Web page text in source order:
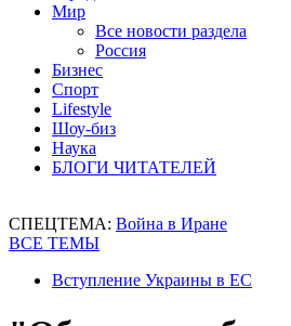
Мир
Все новости раздела
Россия
Бизнес
Спорт
Lifestyle
Шоу-биз
Наука
БЛОГИ ЧИТАТЕЛЕЙ
СПЕЦТЕМА: Война в Иране
ВСЕ ТЕМЫ
Вступление Украины в ЕС